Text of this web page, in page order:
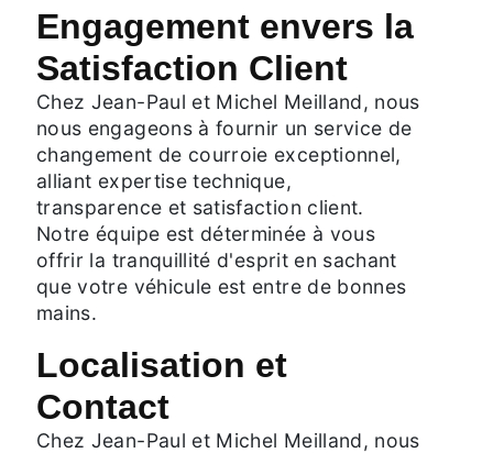
Engagement envers la
Satisfaction Client
Chez Jean-Paul et Michel Meilland, nous
nous engageons à fournir un service de
changement de courroie exceptionnel,
alliant expertise technique,
transparence et satisfaction client.
Notre équipe est déterminée à vous
offrir la tranquillité d'esprit en sachant
que votre véhicule est entre de bonnes
mains.
Localisation et
Contact
Chez Jean-Paul et Michel Meilland, nous